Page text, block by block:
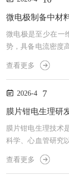
是否合理。排除：
内...
微电极制备中材
微电极是至少在一
势，具备电流密度
电化学检测、生物
的合理性的与规范
工艺及注意事项，
微电极制备的基础
能。...
查看更多
2026-4 7
膜片钳电生理研
膜片钳电生理技术
科学、心血管研究
的一小部分上形成
细胞电生理活动的
查看更多